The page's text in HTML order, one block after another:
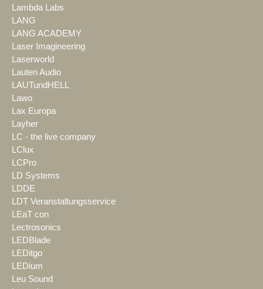
Lambda Labs
LANG
LANG ACADEMY
Laser Imagineering
Laserworld
Lauten Audio
LAUTundHELL
Lawo
Lax Europa
Layher
LC - the live company
LClux
LCPro
LD Systems
LDDE
LDT Veranstaltungsservice
LEaT con
Lectrosonics
LEDBlade
LEDitgo
LEDium
Leu Sound